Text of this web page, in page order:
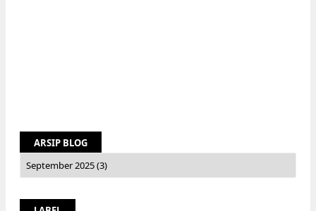
ARSIP BLOG